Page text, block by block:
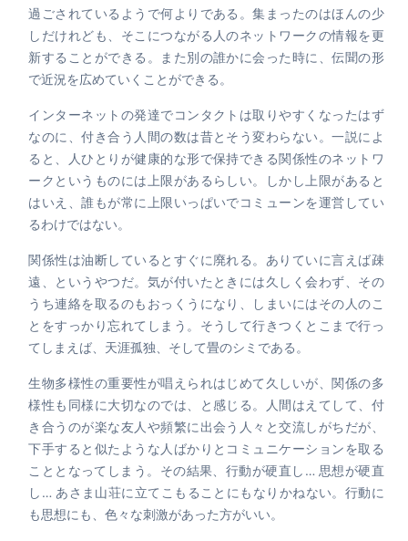
過ごされているようで何よりである。集まったのはほんの少
しだけれども、そこにつながる人のネットワークの情報を更
新することができる。また別の誰かに会った時に、伝聞の形
で近況を広めていくことができる。
インターネットの発達でコンタクトは取りやすくなったはず
なのに、付き合う人間の数は昔とそう変わらない。一説によ
ると、人ひとりが健康的な形で保持できる関係性のネットワ
ークというものには上限があるらしい。しかし上限があると
はいえ、誰もが常に上限いっぱいでコミューンを運営してい
るわけではない。
関係性は油断しているとすぐに廃れる。ありていに言えば疎
遠、というやつだ。気が付いたときには久しく会わず、その
うち連絡を取るのもおっくうになり、しまいにはその人のこ
とをすっかり忘れてしまう。そうして行きつくとこまで行っ
てしまえば、天涯孤独、そして畳のシミである。
生物多様性の重要性が唱えられはじめて久しいが、関係の多
様性も同様に大切なのでは、と感じる。人間はえてして、付
き合うのが楽な友人や頻繁に出会う人々と交流しがちだが、
下手すると似たような人ばかりとコミュニケーションを取る
こととなってしまう。その結果、行動が硬直し… 思想が硬直
し… あさま山荘に立てこもることにもなりかねない。行動に
も思想にも、色々な刺激があった方がいい。